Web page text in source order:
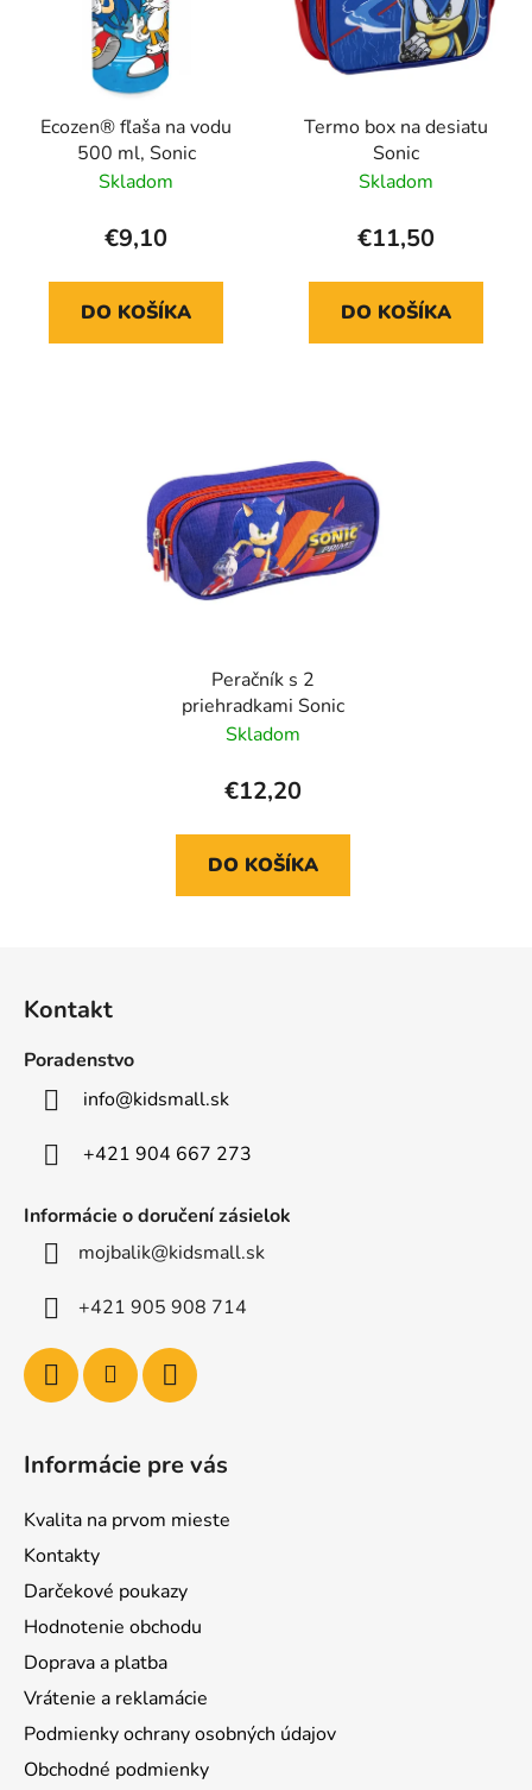
Ecozen® fľaša na vodu
500 ml, Sonic
Skladom
€9,10
DO KOŠÍKA
Termo box na desiatu
Sonic
Skladom
€11,50
DO KOŠÍKA
Peračník s 2
priehradkami Sonic
Skladom
€12,20
DO KOŠÍKA
Kontakt
Poradenstvo
info@kidsmall.sk
+421 904 667 273
Informácie o doručení zásielok
mojbalik@kidsmall.sk
+421 905 908 714
Informácie pre vás
Kvalita na prvom mieste
Kontakty
Darčekové poukazy
Hodnotenie obchodu
Doprava a platba
Vrátenie a reklamácie
Podmienky ochrany osobných údajov
Obchodné podmienky